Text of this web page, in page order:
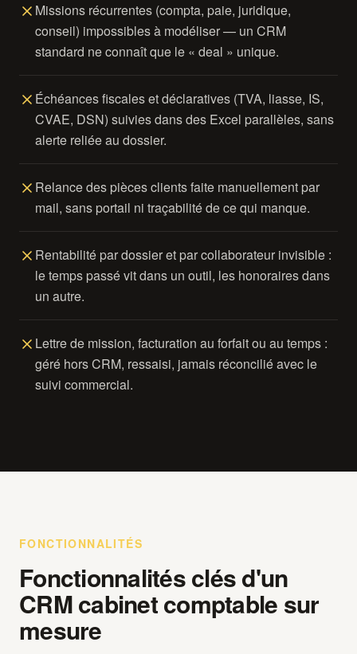
Missions récurrentes (compta, paie, juridique,
conseil) impossibles à modéliser — un CRM
standard ne connaît que le « deal » unique.
Échéances fiscales et déclaratives (TVA, liasse, IS,
CVAE, DSN) suivies dans des Excel parallèles, sans
alerte reliée au dossier.
Relance des pièces clients faite manuellement par
mail, sans portail ni traçabilité de ce qui manque.
Rentabilité par dossier et par collaborateur invisible :
le temps passé vit dans un outil, les honoraires dans
un autre.
Lettre de mission, facturation au forfait ou au temps :
géré hors CRM, ressaisi, jamais réconcilié avec le
suivi commercial.
FONCTIONNALITÉS
Fonctionnalités clés d'un
CRM cabinet comptable sur
mesure